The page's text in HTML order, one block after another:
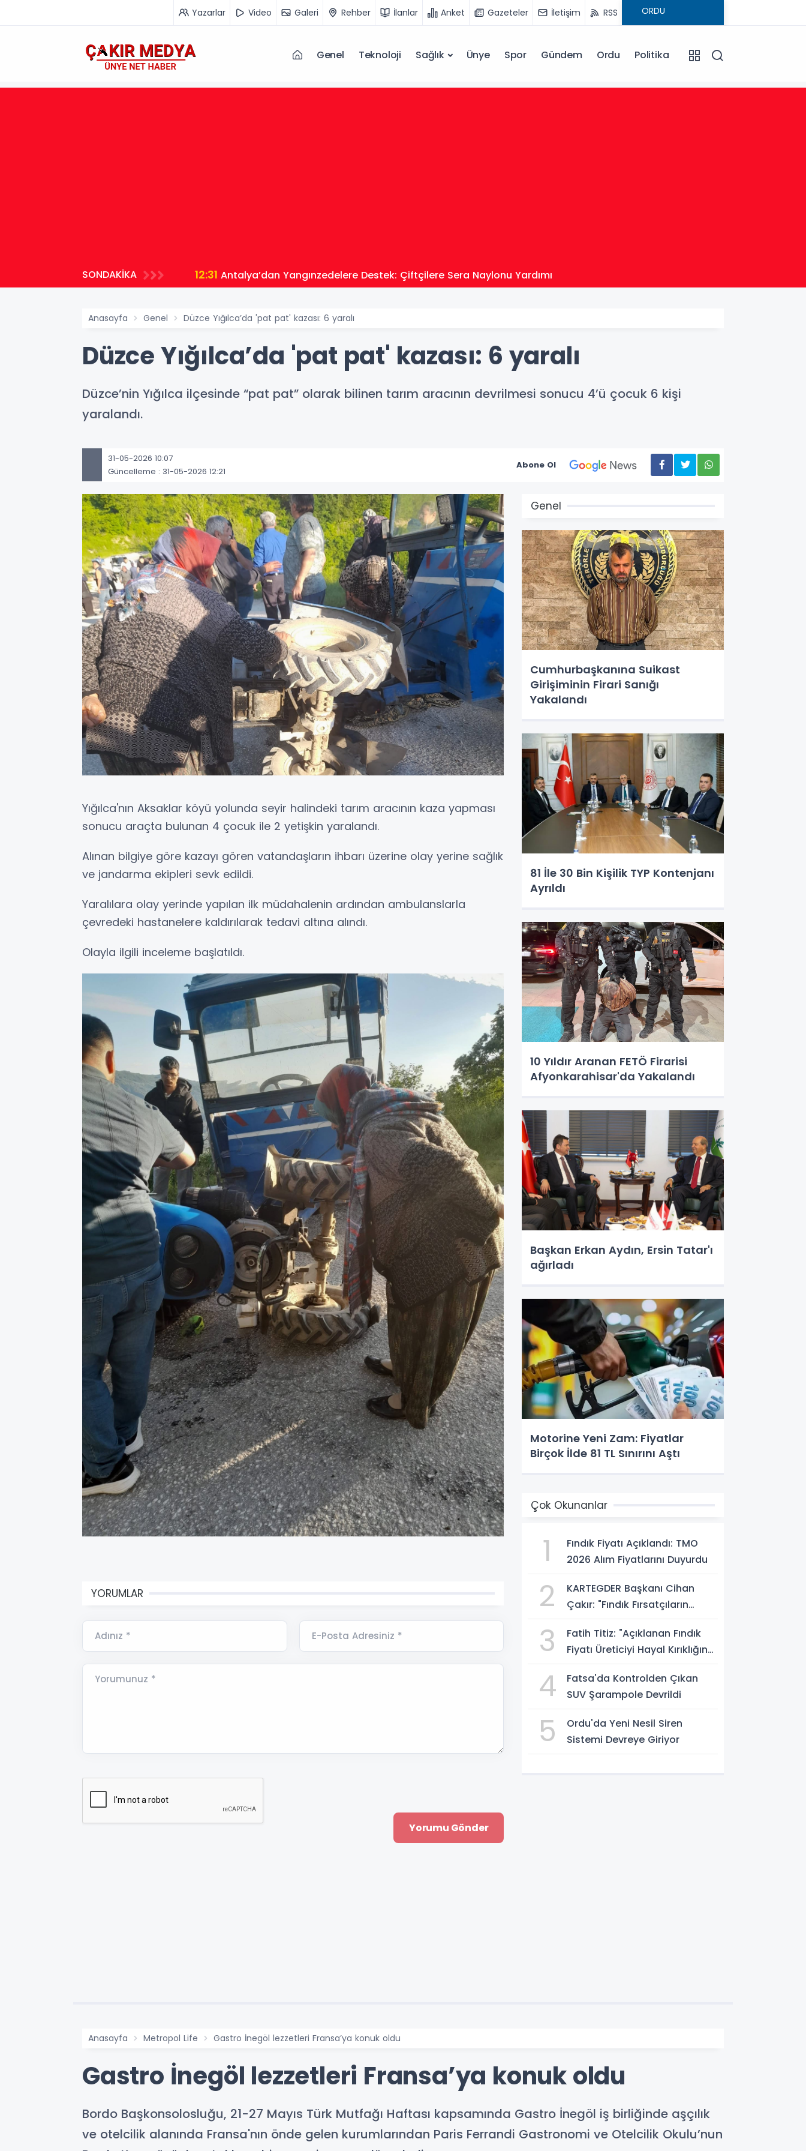
Yazarlar Video Galeri Rehber İlanlar Anket Gazeteler İletişim RSS
Genel Teknoloji Sağlık Ünye Spor Gündem Ordu Politika
SONDAKİKA 12:31 Antalya’dan Yangınzedelere Destek: Çiftçilere Sera Naylonu Yardımı
Anasayfa Genel Düzce Yığılca’da 'pat pat' kazası: 6 yaralı
Düzce Yığılca’da 'pat pat' kazası: 6 yaralı
Düzce’nin Yığılca ilçesinde “pat pat” olarak bilinen tarım aracının devrilmesi sonucu 4’ü çocuk 6 kişi
yaralandı.
31-05-2026 10:07
Güncelleme : 31-05-2026 12:21
Abone Ol
Yığılca'nın Aksaklar köyü yolunda seyir halindeki tarım aracının kaza yapması
sonucu araçta bulunan 4 çocuk ile 2 yetişkin yaralandı.
Alınan bilgiye göre kazayı gören vatandaşların ihbarı üzerine olay yerine sağlık
ve jandarma ekipleri sevk edildi.
Yaralılara olay yerinde yapılan ilk müdahalenin ardından ambulanslarla
çevredeki hastanelere kaldırılarak tedavi altına alındı.
Olayla ilgili inceleme başlatıldı.
YORUMLAR
Adınız * E-Posta Adresiniz *
Yorumunuz *
Genel
Cumhurbaşkanına Suikast
Girişiminin Firari Sanığı
Yakalandı
81 İle 30 Bin Kişilik TYP Kontenjanı
Ayrıldı
10 Yıldır Aranan FETÖ Firarisi
Afyonkarahisar'da Yakalandı
Başkan Erkan Aydın, Ersin Tatar'ı
ağırladı
Motorine Yeni Zam: Fiyatlar
Birçok İlde 81 TL Sınırını Aştı
Çok Okunanlar
1
Fındık Fiyatı Açıklandı: TMO
2026 Alım Fiyatlarını Duyurdu
2
KARTEGDER Başkanı Cihan
Çakır: "Fındık Fırsatçıların
3
Fatih Titiz: "Açıklanan Fındık
Fiyatı Üreticiyi Hayal Kırıklığına
4
Fatsa'da Kontrolden Çıkan
SUV Şarampole Devrildi
5
Ordu'da Yeni Nesil Siren
Sistemi Devreye Giriyor
Anasayfa Metropol Life Gastro İnegöl lezzetleri Fransa’ya konuk oldu
Gastro İnegöl lezzetleri Fransa’ya konuk oldu
Bordo Başkonsolosluğu, 21-27 Mayıs Türk Mutfağı Haftası kapsamında Gastro İnegöl iş birliğinde aşçılık
ve otelcilik alanında Fransa'nın önde gelen kurumlarından Paris Ferrandi Gastronomi ve Otelcilik Okulu’nun